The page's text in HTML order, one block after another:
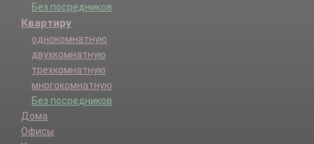
Без посредников
Квартиру
однокомнатную
двухкомнатную
трехкомнатную
многокомнатную
Без посредников
Дома
Офисы